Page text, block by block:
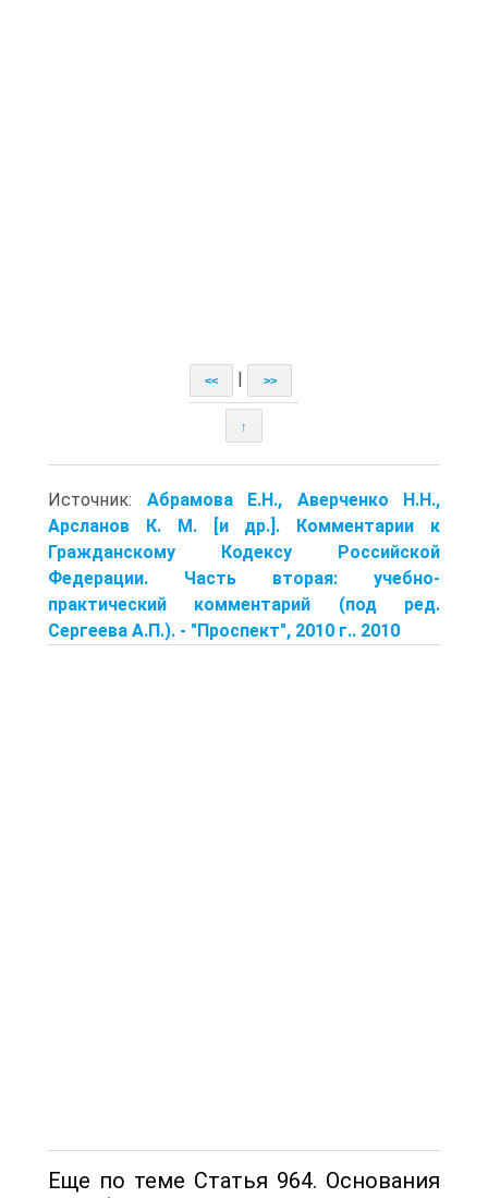
<< >>
↑
Источник: Абрамова Е.Н., Аверченко Н.Н.,
Арсланов К. М. [и др.]. Комментарии к
Гражданскому Кодексу Российской
Федерации. Часть вторая: учебно-
практический комментарий (под ред.
Сергеева А.П.). - "Проспект", 2010 г.. 2010
Еще по теме Статья 964. Основания